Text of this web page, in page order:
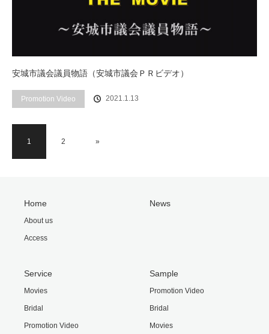
安城市議会議員物語（安城市議会ＰＲビデオ）
Promotion Video 2021.1.13
1 2 »
Home
About us
Access
News
Service
Movies
Bridal
Promotion Video
Sample
Promotion Video
Bridal
Movies